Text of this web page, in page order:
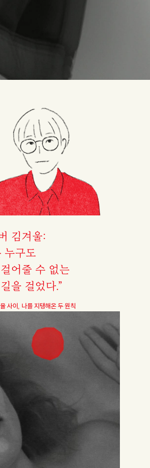
김겨울:
누구도
어줄 수 없는
을 걸었다.”
사이, 나를 지탱해온 두 원칙
현:
생에 대하여